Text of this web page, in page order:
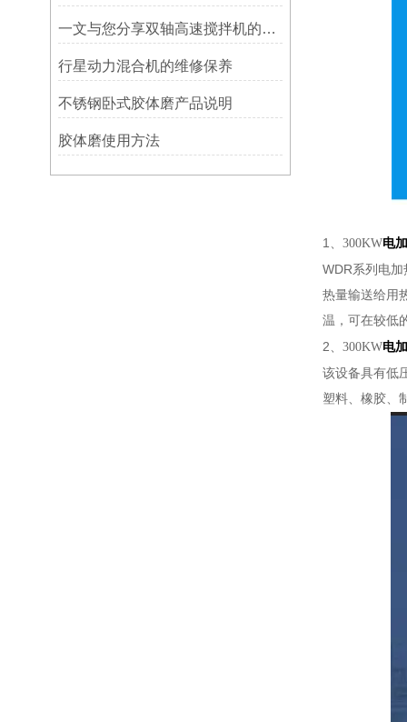
一文与您分享双轴高速搅拌机的常见故障解决方法
行星动力混合机的维修保养
不锈钢卧式胶体磨产品说明
胶体磨使用方法
1 、300KW电
WDR系列电
热量输送给用
温，可在较低
2、300KW电
该设备具有低
塑料、橡胶、